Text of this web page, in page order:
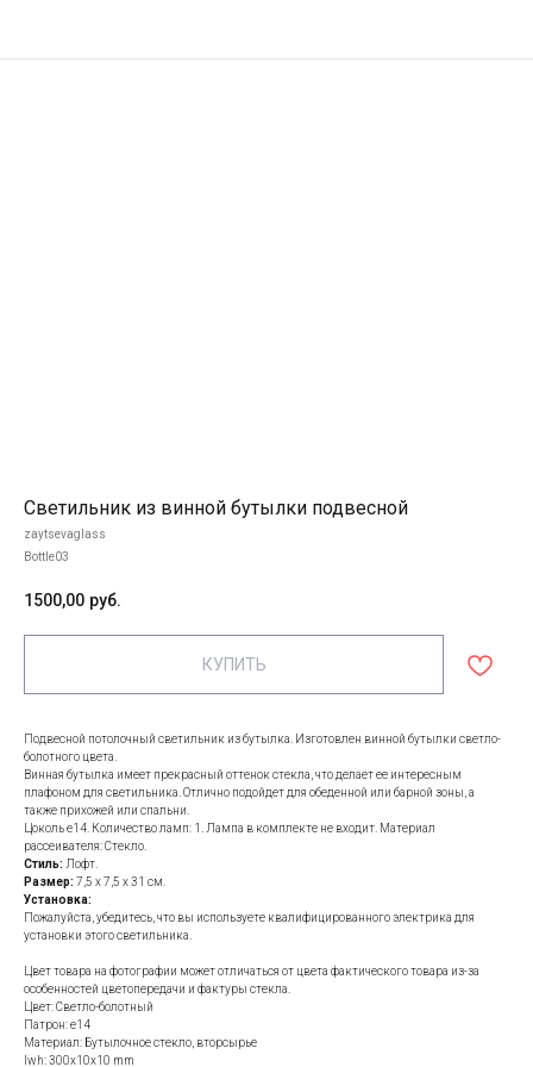
Светильник из винной бутылки подвесной
zaytsevaglass
Bottle03
1500,00 руб.
КУПИТЬ
Подвесной потолочный светильник из бутылка. Изготовлен винной бутылки светло-
болотного цвета.
Винная бутылка имеет прекрасный оттенок стекла, что делает ее интересным
плафоном для светильника. Отлично подойдет для обеденной или барной зоны, а
также прихожей или спальни.
Цоколь е14. Количество ламп: 1. Лампа в комплекте не входит. Материал
рассеивателя: Стекло.
Стиль: Лофт.
Размер: 7,5 х 7,5 х 31 см.
Установка:
Пожалуйста, убедитесь, что вы используете квалифицированного электрика для
установки этого светильника.
Цвет товара на фотографии может отличаться от цвета фактического товара из-за
особенностей цветопередачи и фактуры стекла.
Цвет: Светло-болотный
Патрон: e14
Материал: Бутылочное стекло, вторсырье
lwh: 300x10x10 mm